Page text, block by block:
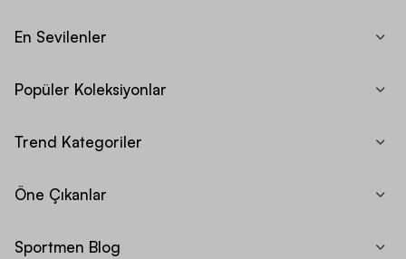
En Sevilenler
Popüler Koleksiyonlar
Trend Kategoriler
Öne Çıkanlar
Sportmen Blog